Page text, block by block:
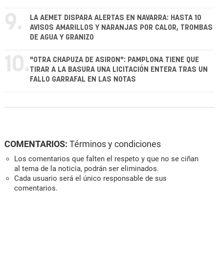
9.
LA AEMET DISPARA ALERTAS EN NAVARRA: HASTA 10
AVISOS AMARILLOS Y NARANJAS POR CALOR, TROMBAS
DE AGUA Y GRANIZO
10. "OTRA CHAPUZA DE ASIRON": PAMPLONA TIENE QUE
TIRAR A LA BASURA UNA LICITACIÓN ENTERA TRAS UN
FALLO GARRAFAL EN LAS NOTAS
COMENTARIOS: Términos y condiciones
Los comentarios que falten el respeto y que no se ciñan
al tema de la noticia, podrán ser eliminados.
Cada usuario será el único responsable de sus
comentarios.